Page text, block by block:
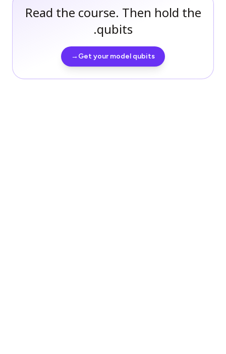
Read the course. Then hold the
qubits.
Get your model qubits
→